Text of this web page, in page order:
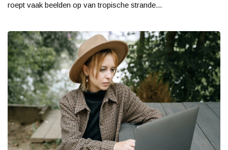
roept vaak beelden op van tropische strande...